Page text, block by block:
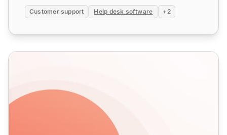
Customer support Help desk software +2
Kaip atsiprašyti kliento